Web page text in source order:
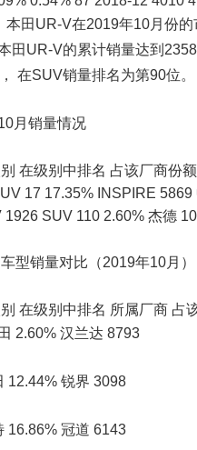
UR-V在2019年10月份的
田UR-V的累计销量达到
在SUV销量排名为第90位。
月销量情况
在级别中排名 占该厂商份
17 17.35% INSPIRE
1926 SUV 110 2.60% 杰
型销量对比（2019年10月）
在级别中排名 所属厂商 占
2.60% 汉兰达 8793
12.44% 锐界 3098
16.86% 冠道 6143